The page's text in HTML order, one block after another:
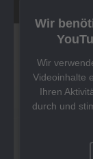
Wir
Wir
Videoinhalte
Ihren
durch und